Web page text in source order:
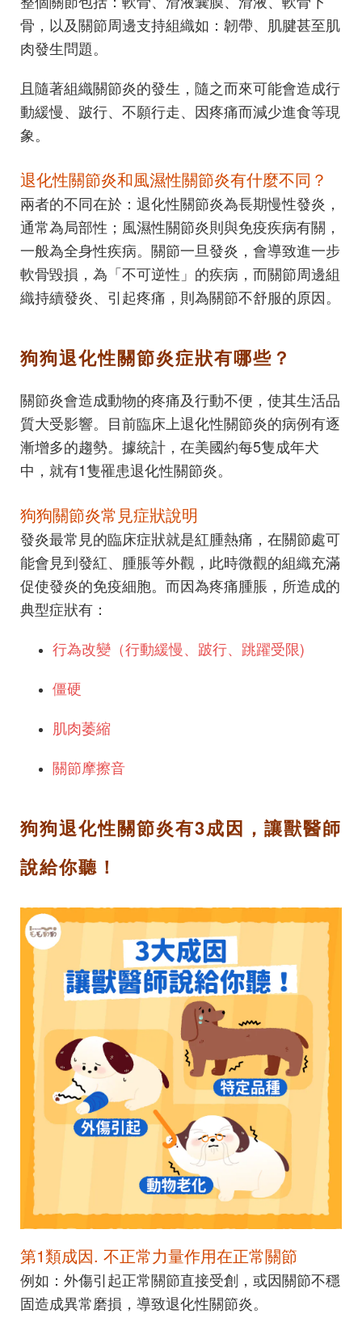
骨，以及關節周邊支持組織如：韌帶、肌腱甚至肌
肉發生問題。
且隨著組織關節炎的發生，隨之而來可能會造成行
動緩慢、跛行、不願行走、因疼痛而減少進食等現
象。
退化性關節炎和風濕性關節炎有什麼不同？
兩者的不同在於：退化性關節炎為長期慢性發炎，
通常為局部性；風濕性關節炎則與免疫疾病有關，
一般為全身性疾病。關節一旦發炎，會導致進一步
軟骨毀損，為「不可逆性」的疾病，而關節周邊組
織持續發炎、引起疼痛，則為關節不舒服的原因。
狗狗退化性關節炎症狀有哪些？
關節炎會造成動物的疼痛及行動不便，使其生活品
質大受影響。目前臨床上退化性關節炎的病例有逐
漸增多的趨勢。據統計，在美國約每5隻成年犬
中，就有1隻罹患退化性關節炎。
狗狗關節炎常見症狀說明
發炎最常見的臨床症狀就是紅腫熱痛，在關節處可
能會見到發紅、腫脹等外觀，此時微觀的組織充滿
促使發炎的免疫細胞。而因為疼痛腫脹，所造成的
典型症狀有：
行為改變（行動緩慢、跛行、跳躍受限)
僵硬
肌肉萎縮
關節摩擦音
狗狗退化性關節炎有3成因，讓獸醫師
說給你聽！
第1類成因. 不正常力量作用在正常關節
例如：外傷引起正常關節直接受創，或因關節不穩
固造成異常磨損，導致退化性關節炎。